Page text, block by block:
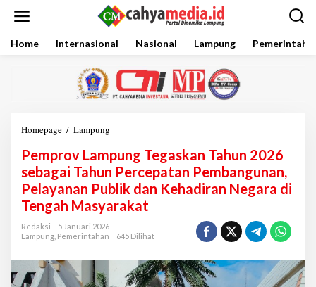
Home Internasional Nasional Lampung
Homepage / Lampung
m
p
r
o
v
Pemprov Lampung Tegaskan Tahun 2026
sebagai Tahun Percepatan Pembangunan,
Pelayanan Publik dan Kehadiran Negara di
Tengah Masyarakat
Redaksi
5 Januari 2026
Lampung Pemerintahan 645 Dilihat